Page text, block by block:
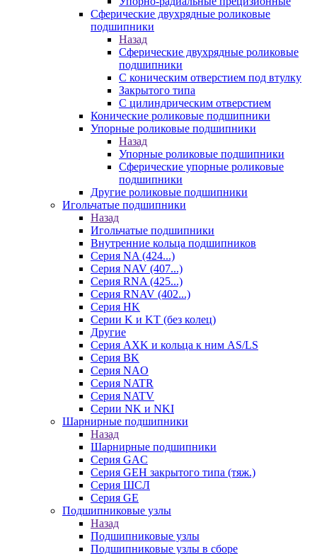
Сферические двухрядные роликовые
подшипники
Назад
Сферические двухрядные роликовые
подшипники
С коническим отверстием под втулку
Закрытого типа
С цилиндрическим отверстием
Конические роликовые подшипники
Упорные роликовые подшипники
Назад
Упорные роликовые подшипники
Сферические упорные роликовые
подшипники
Другие роликовые подшипники
Игольчатые подшипники
Назад
Игольчатые подшипники
Внутренние кольца подшипников
Серия NA (424...)
Серия NAV (407...)
Серия RNA (425...)
Серия RNAV (402...)
Серия HK
Серии K и KT (без колец)
Другие
Серия AXK и кольца к ним AS/LS
Серия BK
Серия NAO
Серия NATR
Серия NATV
Серии NK и NKI
Шарнирные подшипники
Назад
Шарнирные подшипники
Серия GAC
Серия GEH закрытого типа (тяж.)
Серия ШСЛ
Серия GE
Подшипниковые узлы
Назад
Подшипниковые узлы
Подшипниковые узлы в сборе